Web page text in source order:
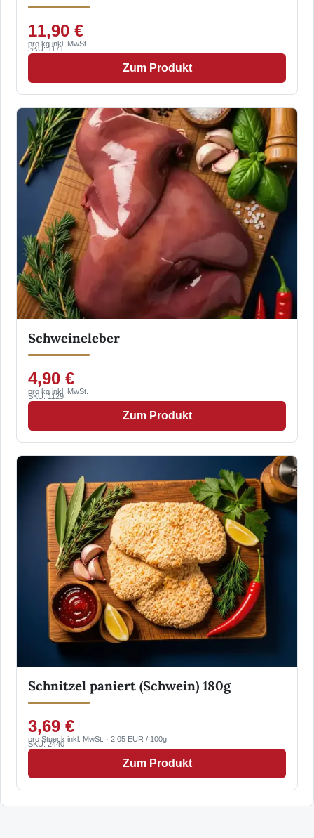
11,90 €
pro kg inkl. MwSt.
SKU: 1171
Zum Produkt
Schweineleber
4,90 €
pro kg inkl. MwSt.
SKU: 1129
Zum Produkt
Schnitzel paniert (Schwein) 180g
3,69 €
pro Stueck inkl. MwSt. · 2,05 EUR / 100g
SKU: 2440
Zum Produkt